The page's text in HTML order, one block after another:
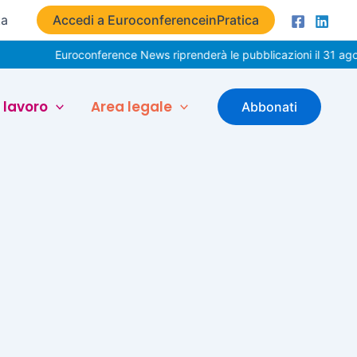
Accedi a EuroconferenceinPratica
Euroconference News riprenderà le pubblicazioni il 31
lavoro Area legale Abbonati